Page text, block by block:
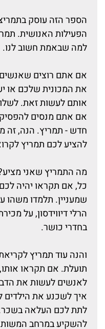
הספר הזה עוסק
הפעילות האנושית.
למה שבאמת חשוב לנו.
אם אתם רוצים שאנשים
את המכונית שלכם או
אותם לעשות זאת.
אם אתם מנסים
חדש - תמריץ. הנה, זה
להציע לכם תמריץ
מה התמריץ שאני
כל, אם תקראו יהיה
שמעניין. תלמדו משהו
הרלי דיווידסון, על
בחדרי כושר.
והנה עוד תמריץ
תועלת. אם תקראו אותו,
לאנשים לעשות את
איך לשכנע את
לתת לכם העלאה
להשקיע במרחב